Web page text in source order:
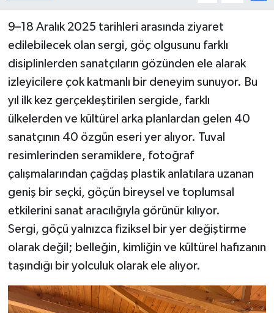
9–18 Aralık 2025 tarihleri arasında ziyaret
edilebilecek olan sergi, göç olgusunu farklı
disiplinlerden sanatçıların gözünden ele alarak
izleyicilere çok katmanlı bir deneyim sunuyor. Bu
yıl ilk kez gerçekleştirilen sergide, farklı
ülkelerden ve kültürel arka planlardan gelen 40
sanatçının 40 özgün eseri yer alıyor. Tuval
resimlerinden seramiklere, fotoğraf
çalışmalarından çağdaş plastik anlatılara uzanan
geniş bir seçki, göçün bireysel ve toplumsal
etkilerini sanat aracılığıyla görünür kılıyor.
Sergi, göçü yalnızca fiziksel bir yer değiştirme
olarak değil; belleğin, kimliğin ve kültürel hafızanın
taşındığı bir yolculuk olarak ele alıyor.